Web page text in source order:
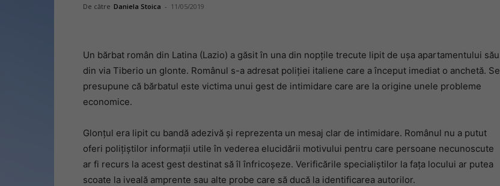
din
De către Daniela Stoica - 11/05/2019
Un bărbat român din Latina (Lazio) a găsit în una din nopțile trecute lipit de ușa apartamentului său
din via Tiberio un glonte. Românul s-a adresat poliției italiene care a început imediat o anchetă. Se
presupune că bărbatul este victima unui gest de intimidare care are la origine unele probleme
economice.
Glonțul era lipit cu bandă adezivă și reprezenta un mesaj clar de intimidare. Românul nu a putut
oferi polițiștilor informații utile în vederea elucidării motivului pentru care persoane necunoscute
ar fi recurs la acest gest destinat să îl înfricoșeze. Verificările specialiștilor la fața locului ar putea
scoate la iveală amprente sau alte probe care să ducă la identificarea autorilor.